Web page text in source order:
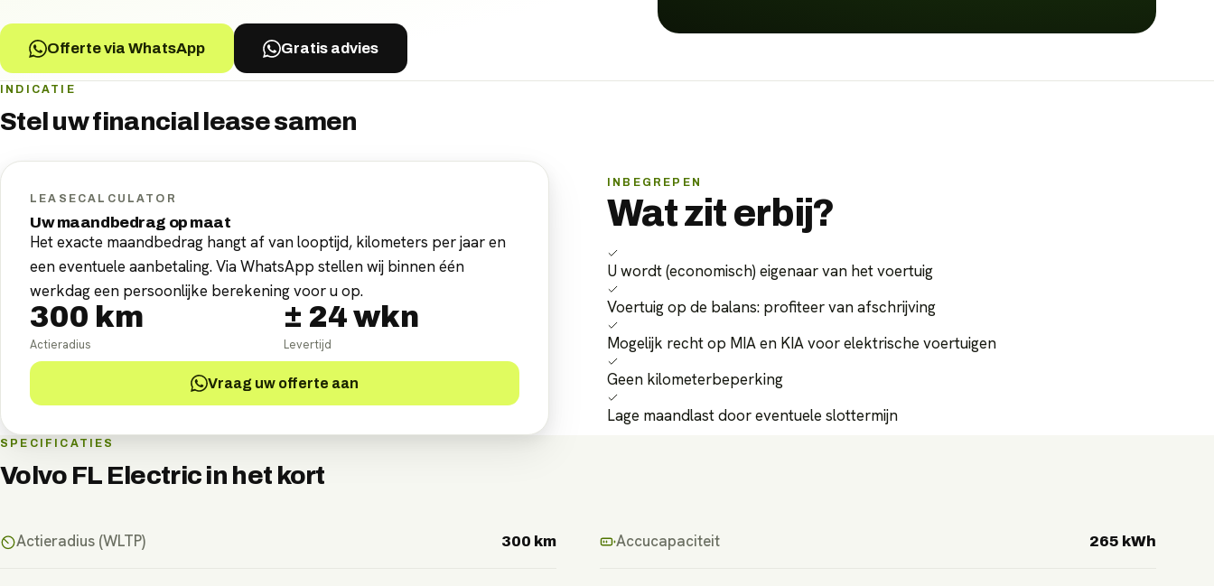
Offerte via WhatsApp Gratis advies
INDICATIE
Stel uwfinancial leasesamen
LEASECALCULATOR
Uw maandbedrag op maat
Het exacte maandbedrag hangt af van looptijd, kilometers per jaar en
een eventuele aanbetaling. Via WhatsApp stellen wij binnen één
werkdag een persoonlijke berekening voor u op.
300 km
Actieradius
± 24 wkn
Levertijd
Vraag uw offerte aan
INBEGREPEN
Wat zit erbij?
U wordt (economisch) eigenaar van het voertuig
Voertuig op de balans: profiteer van afschrijving
Mogelijk recht op MIA en KIA voor elektrische voertuigen
Geen kilometerbeperking
Lage maandlast door eventuele slottermijn
SPECIFICATIES
Volvo FL Electricin het kort
Actieradius (WLTP) 300 km Accucapaciteit 265 kWh